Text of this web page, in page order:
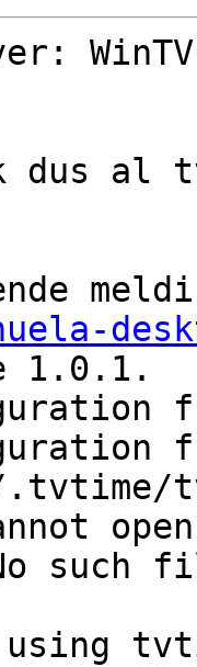
dus al
1.0.1.
.tvtime/
such
using